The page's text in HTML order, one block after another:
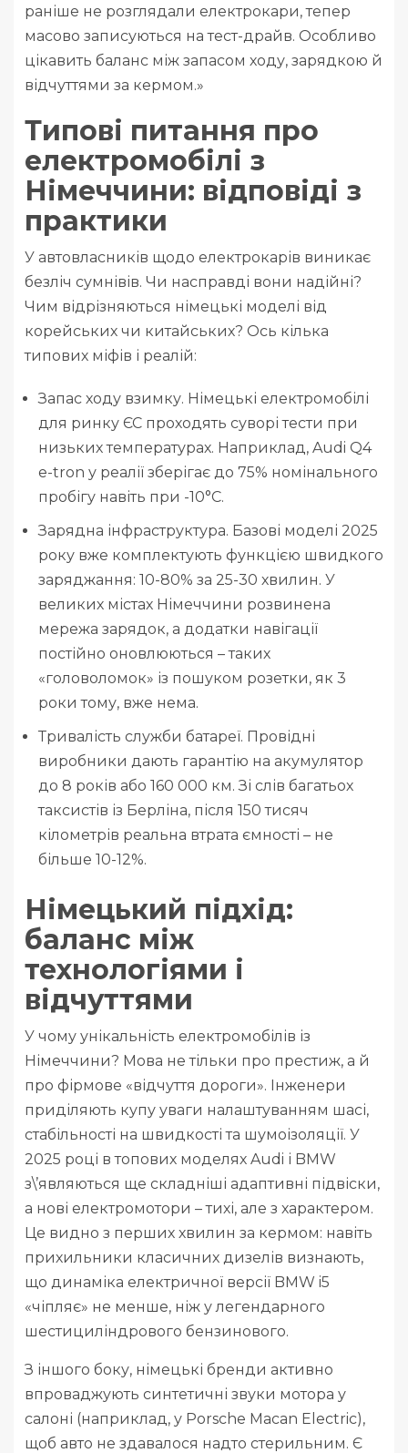
раніше не розглядали електрокари, тепер
масово записуються на тест-драйв. Особливо
цікавить баланс між запасом ходу, зарядкою й
відчуттями за кермом.»
Типові питання про
електромобілі з
Німеччини: відповіді з
практики
У автовласників щодо електрокарів виникає
безліч сумнівів. Чи насправді вони надійні?
Чим відрізняються німецькі моделі від
корейських чи китайських? Ось кілька
типових міфів і реалій:
Запас ходу взимку. Німецькі електромобілі
для ринку ЄС проходять суворі тести при
низьких температурах. Наприклад, Audi Q4
e-tron у реалії зберігає до 75% номінального
пробігу навіть при -10°C.
Зарядна інфраструктура. Базові моделі 2025
року вже комплектують функцією швидкого
заряджання: 10-80% за 25-30 хвилин. У
великих містах Німеччини розвинена
мережа зарядок, а додатки навігації
постійно оновлюються – таких
«головоломок» із пошуком розетки, як 3
роки тому, вже нема.
Тривалість служби батареї. Провідні
виробники дають гарантію на акумулятор
до 8 років або 160 000 км. Зі слів багатьох
таксистів із Берліна, після 150 тисяч
кілометрів реальна втрата ємності – не
більше 10-12%.
Німецький підхід:
баланс між
технологіями і
відчуттями
У чому унікальність електромобілів із
Німеччини? Мова не тільки про престиж, а й
про фірмове «відчуття дороги». Інженери
приділяють купу уваги налаштуванням шасі,
стабільності на швидкості та шумоізоляції. У
2025 році в топових моделях Audi і BMW
з\’являються ще складніші адаптивні підвіски,
а нові електромотори – тихі, але з характером.
Це видно з перших хвилин за кермом: навіть
прихильники класичних дизелів визнають,
що динаміка електричної версії BMW i5
«чіпляє» не менше, ніж у легендарного
шестициліндрового бензинового.
З іншого боку, німецькі бренди активно
впроваджують синтетичні звуки мотора у
салоні (наприклад, у Porsche Macan Electric),
щоб авто не здавалося надто стерильним. Є